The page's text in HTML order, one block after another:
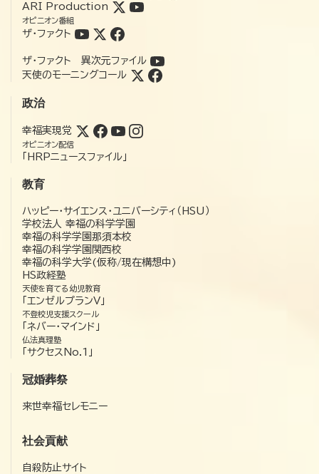
ARI Production
オピニオン番組
ザ・ファクト
ザ・ファクト 異次元ファイル
天使のモーニングコール
政治
幸福実現党
オピニオン配信
「HRPニュースファイル」
教育
ハッピー・サイエンス・ユニバーシティ（HSU）
学校法人 幸福の科学学園
幸福の科学学園那須本校
幸福の科学学園関西校
幸福の科学大学(仮称/現在構想中)
HS政経塾
天使を育てる幼児教育
「エンゼルプランV」
不登校児支援スクール
「ネバー・マインド」
仏法真理塾
「サクセスNo.1」
冠婚葬祭
来世幸福セレモニー
社会貢献
自殺防止サイト